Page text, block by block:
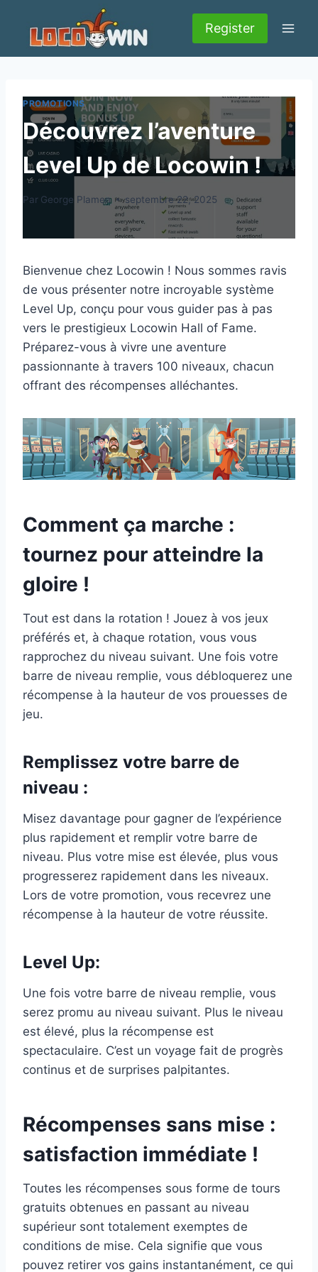
contenu
Register
PROMOTIONS
Découvrez l’aventure
Level Up de Locowin !
Par George Plamen septembre 22, 2025
Bienvenue chez Locowin ! Nous sommes ravis
de vous présenter notre incroyable système
Level Up, conçu pour vous guider pas à pas
vers le prestigieux Locowin Hall of Fame.
Préparez-vous à vivre une aventure
passionnante à travers 100 niveaux, chacun
offrant des récompenses alléchantes.
Comment ça marche :
tournez pour atteindre la
gloire !
Tout est dans la rotation ! Jouez à vos jeux
préférés et, à chaque rotation, vous vous
rapprochez du niveau suivant. Une fois votre
barre de niveau remplie, vous débloquerez une
récompense à la hauteur de vos prouesses de
jeu.
Remplissez votre barre de
niveau :
Misez davantage pour gagner de l’expérience
plus rapidement et remplir votre barre de
niveau. Plus votre mise est élevée, plus vous
progresserez rapidement dans les niveaux.
Lors de votre promotion, vous recevrez une
récompense à la hauteur de votre réussite.
Level Up:
Une fois votre barre de niveau remplie, vous
serez promu au niveau suivant. Plus le niveau
est élevé, plus la récompense est
spectaculaire. C’est un voyage fait de progrès
continus et de surprises palpitantes.
Récompenses sans mise :
satisfaction immédiate !
Toutes les récompenses sous forme de tours
gratuits obtenues en passant au niveau
supérieur sont totalement exemptes de
conditions de mise. Cela signifie que vous
pouvez retirer vos gains instantanément, ce qui